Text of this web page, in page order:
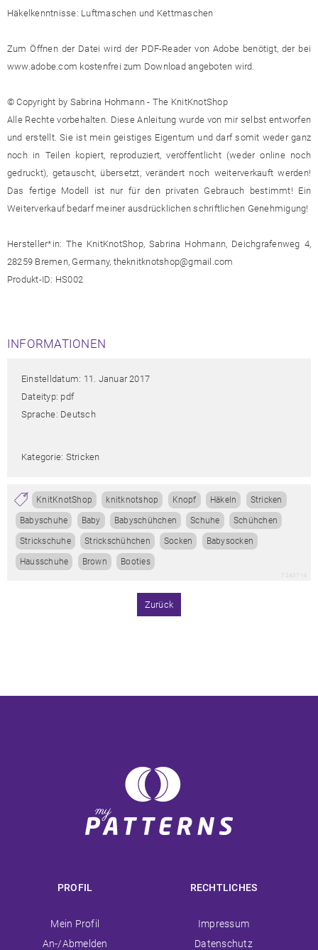
Häkelkenntnisse: Luftmaschen und Kettmaschen
Zum Öffnen der Datei wird der PDF-Reader von Adobe benötigt, der bei
www.adobe.com kostenfrei zum Download angeboten wird.
© Copyright by Sabrina Hohmann - The KnitKnotShop
Alle Rechte vorbehalten. Diese Anleitung wurde von mir selbst entworfen
und erstellt. Sie ist mein geistiges Eigentum und darf somit weder ganz
noch in Teilen kopiert, reproduziert, veröffentlicht (weder online noch
gedruckt), getauscht, übersetzt, verändert noch weiterverkauft werden!
Das fertige Modell ist nur für den privaten Gebrauch bestimmt! Ein
Weiterverkauf bedarf meiner ausdrücklichen schriftlichen Genehmigung!
Hersteller*in: The KnitKnotShop, Sabrina Hohmann, Deichgrafenweg 4,
28259 Bremen, Germany, theknitknotshop@gmail.com
Produkt-ID: HS002
INFORMATIONEN
Einstelldatum: 11. Januar 2017
Dateityp: pdf
Sprache: Deutsch
Kategorie: Stricken
KnitKnotShop knitknotshop Knopf Häkeln Stricken
Babyschuhe Baby Babyschühchen Schuhe Schühchen
Strickschuhe Strickschühchen Socken Babysocken
Hausschuhe Brown Booties
Zurück
PROFIL
Navigation
überspringen
Mein Profil
An-/Abmelden
RECHTLICHES
Navigation
überspringen
Impressum
Datenschutz